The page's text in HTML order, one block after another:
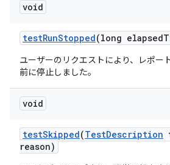
void
testRunStopped(long elapsed
ユーザーのリクエストにより、レポー
前に停止しました。
void
testSkipped(TestDescription
reason)